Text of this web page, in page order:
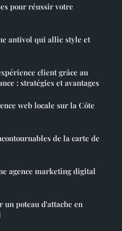
pour réussir votre
antivol qui allie style et
client grâce au
: stratégies et avantages
web locale sur la Côte
de la carte de
agence marketing digital
un poteau d'attache en